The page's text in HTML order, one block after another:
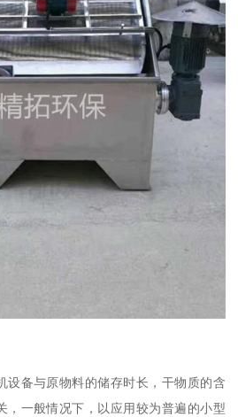
设备与原物料的储存时长，干物质的含
，一般情况下，以应用较为普遍的小型